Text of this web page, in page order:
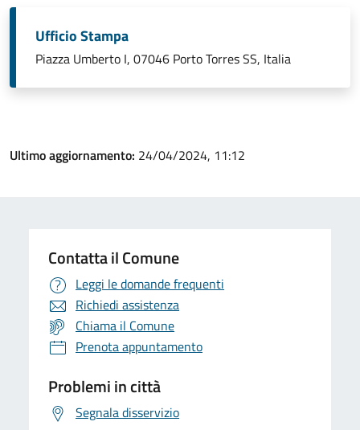
Ufficio Stampa
Piazza Umberto I, 07046 Porto Torres SS, Italia
Ultimo aggiornamento: 24/04/2024, 11:12
Contatta il Comune
Leggi le domande frequenti
Richiedi assistenza
Chiama il Comune
Prenota appuntamento
Problemi in città
Segnala disservizio